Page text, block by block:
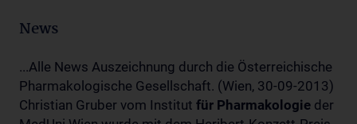
News
...Alle News Auszeichnung durch die Österreichische
Pharmakologische Gesellschaft. (Wien, 30-09-2013)
Christian Gruber vom Institut für Pharmakologie der